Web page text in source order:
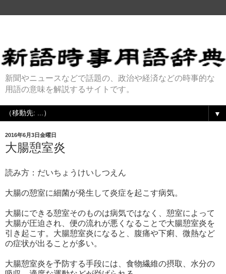
新聞やニュースなどで話題の、政治や経済などの時事的な
用語の意味を解説するサイトです。
▼
2016年6月3日金曜日
大腸憩室炎
読み方：だいちょうけいしつえん
大腸の憩室に細菌が発生して炎症を起こす病気。
大腸にできる憩室そのものは病気ではなく、憩室によって
大腸が圧迫され、便の流れが悪くなることで大腸憩室炎を
引き起こす。大腸憩室炎になると、腹痛や下痢、微熱など
の症状が出ることが多い。
大腸憩室炎を予防する手段には、食物繊維の摂取、水分の